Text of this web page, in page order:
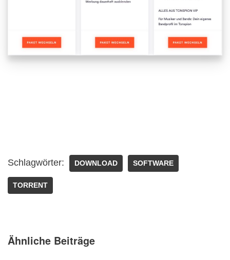
Schlagwörter: DOWNLOAD SOFTWARE
TORRENT
Ähnliche Beiträge